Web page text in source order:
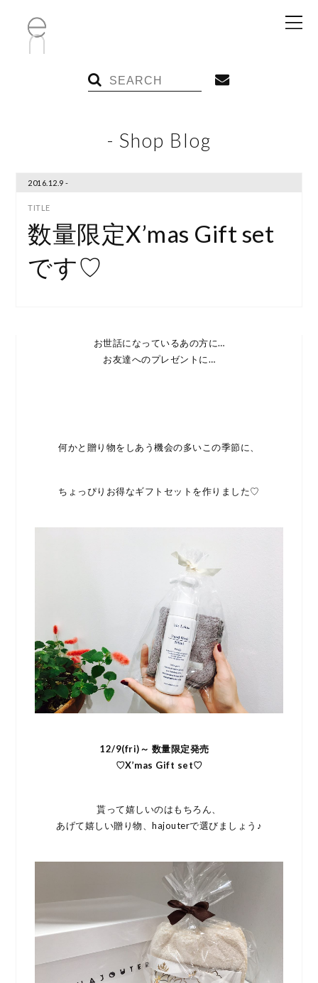
- Shop Blog
2016.12.9 -
数量限定X’mas Gift set
です♡
お世話になっているあの方に…
お友達へのプレゼントに…
何かと贈り物をしあう機会の多いこの季節に、
ちょっぴりお得なギフトセットを作りました♡
12/9(fri)～ 数量限定発売
♡X’mas Gift set♡
貰って嬉しいのはもちろん、
あげて嬉しい贈り物、hajouterで選びましょう♪